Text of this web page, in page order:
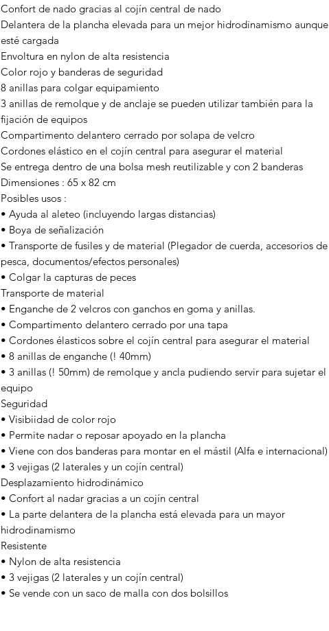
Confort de nado gracias al cojín central de nado
Delantera de la plancha elevada para un mejor hidrodinamismo aunque
esté cargada
Envoltura en nylon de alta resistencia
Color rojo y banderas de seguridad
8 anillas para colgar equipamiento
3 anillas de remolque y de anclaje se pueden utilizar también para la
fijación de equipos
Compartimento delantero cerrado por solapa de velcro
Cordones elástico en el cojín central para asegurar el material
Se entrega dentro de una bolsa mesh reutilizable y con 2 banderas
Dimensiones : 65 x 82 cm
Posibles usos :
• Ayuda al aleteo (incluyendo largas distancias)
• Boya de señalización
• Transporte de fusiles y de material (Plegador de cuerda, accesorios de
pesca, documentos/efectos personales)
• Colgar la capturas de peces
Transporte de material
• Enganche de 2 velcros con ganchos en goma y anillas.
• Compartimento delantero cerrado por una tapa
• Cordones élasticos sobre el cojín central para asegurar el material
• 8 anillas de enganche (! 40mm)
• 3 anillas (! 50mm) de remolque y ancla pudiendo servir para sujetar el
equipo
Seguridad
• Visibiidad de color rojo
• Permite nadar o reposar apoyado en la plancha
• Viene con dos banderas para montar en el mástil (Alfa e internacional)
• 3 vejigas (2 laterales y un cojín central)
Desplazamiento hidrodinámico
• Confort al nadar gracias a un cojín central
• La parte delantera de la plancha está elevada para un mayor
hidrodinamismo
Resistente
• Nylon de alta resistencia
• 3 vejigas (2 laterales y un cojín central)
• Se vende con un saco de malla con dos bolsillos